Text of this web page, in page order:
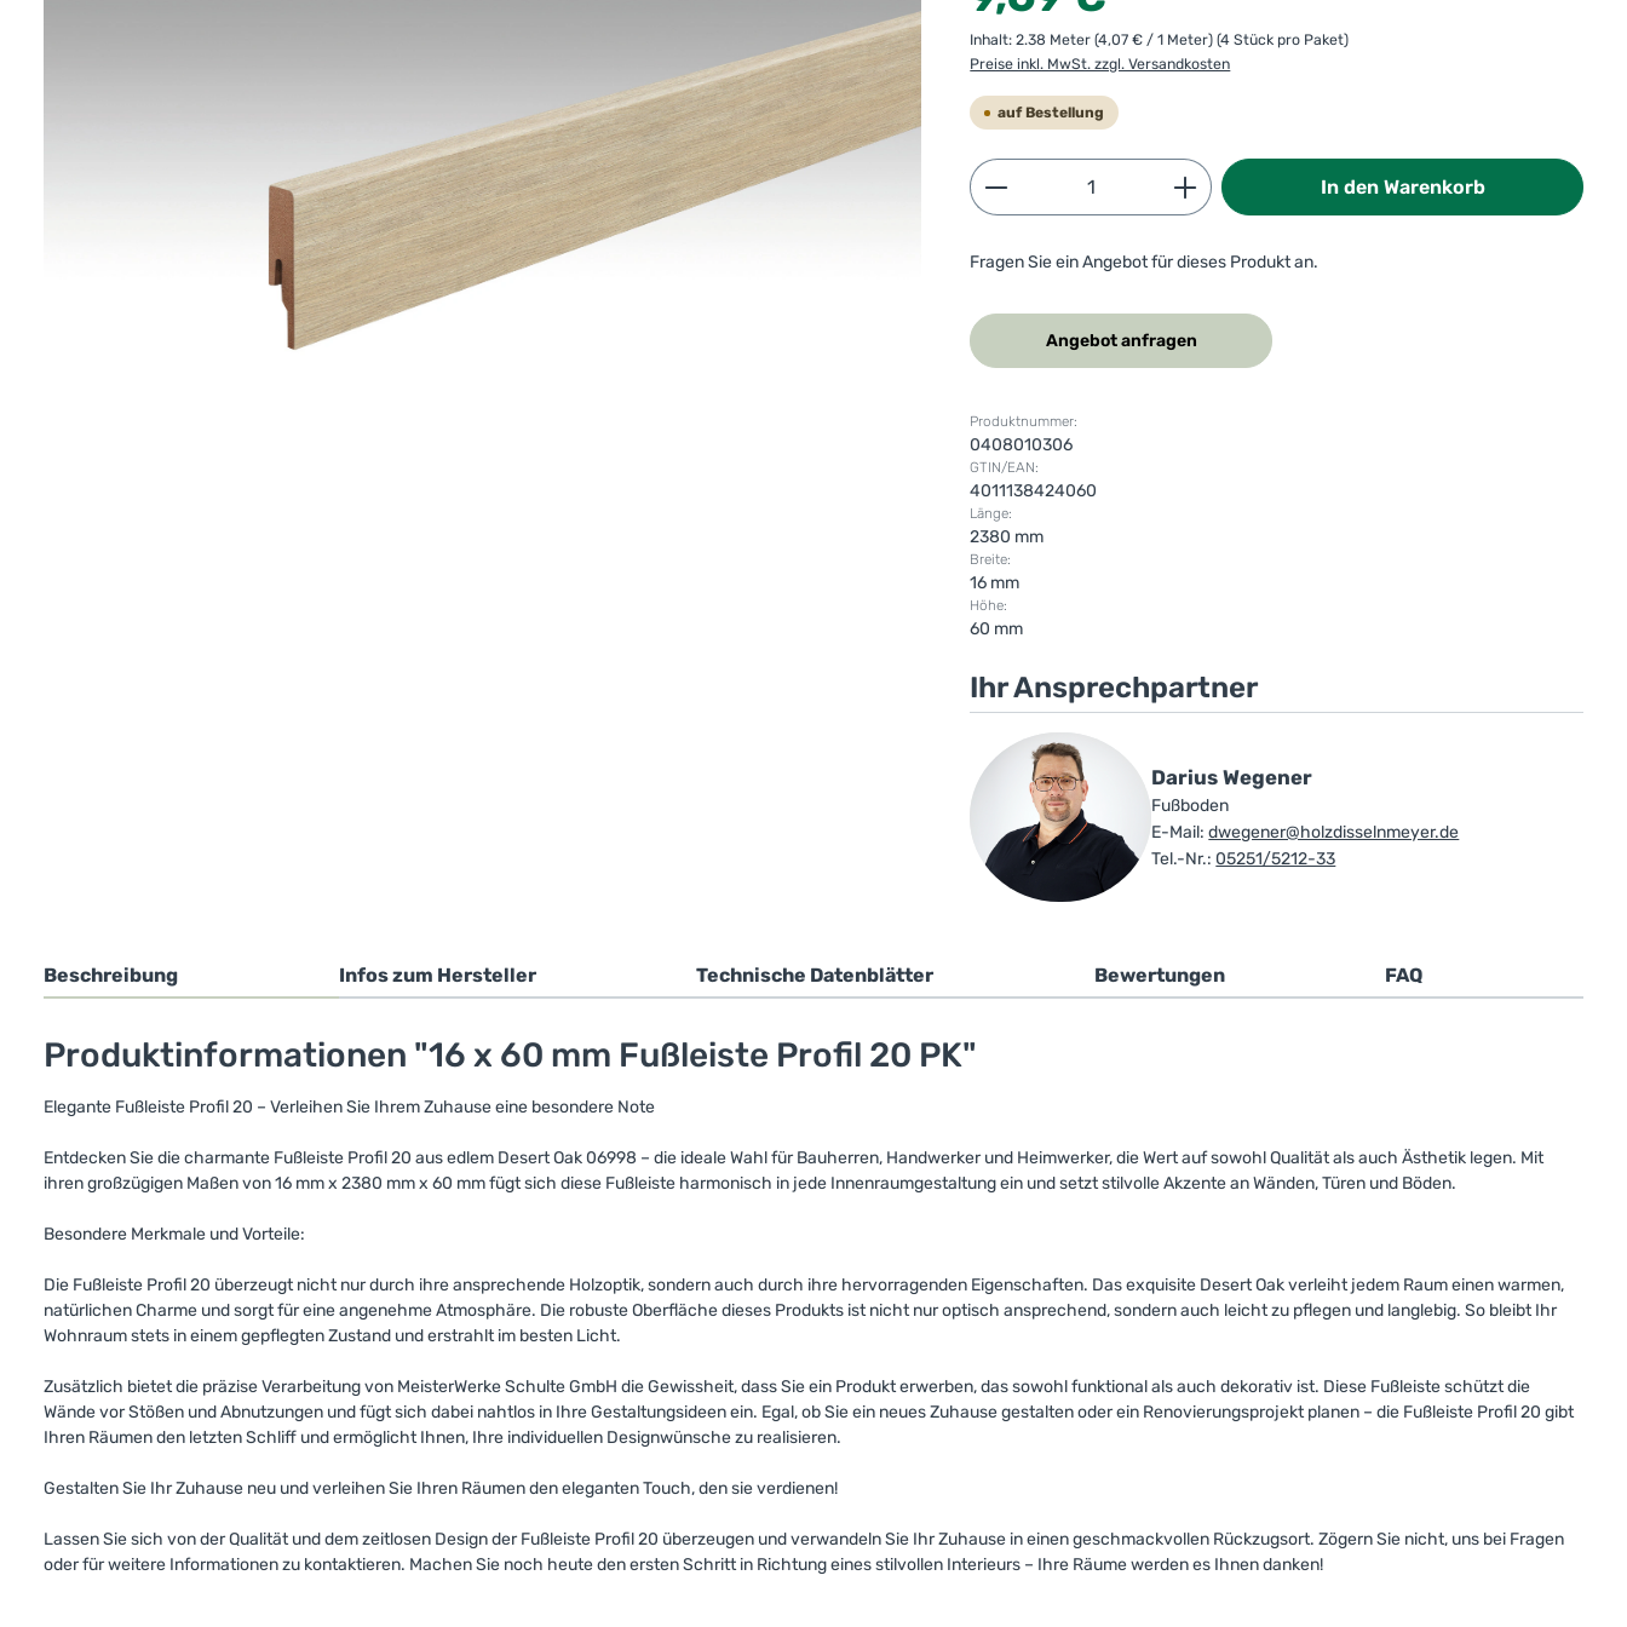
Inhalt:2.38 Meter(4,07 € / 1 Meter)(4 Stück pro Paket)
Preise inkl. MwSt. zzgl. Versandkosten
auf Bestellung
Produkt Anzahl: Gib den gewünschten Wert ein
In den Warenkorb
Fragen Sie ein Angebot für dieses Produkt an.
Angebot anfragen
Produktnummer:
0408010306
GTIN/EAN:
4011138424060
Länge:
2380 mm
Breite:
16 mm
Höhe:
60 mm
Ihr Ansprechpartner
Darius Wegener
Fußboden
E-Mail: dwegener@holzdisselnmeyer.de
Tel.-Nr.: 05251/5212-33
Beschreibung Infos zum Hersteller Technische Datenblätter Bewertungen FAQ
Produktinformationen "16 x 60 mm Fußleiste Profil 20 PK"
Elegante Fußleiste Profil 20 – Verleihen Sie Ihrem Zuhause eine besondere Note
Entdecken Sie die charmante Fußleiste Profil 20 aus edlem Desert Oak 06998 – die ideale Wahl für Bauherren, Handwerker und Heimwerker, die Wert auf sowohl Qualität als auch Ästhetik legen. Mit
ihren großzügigen Maßen von 16 mm x 2380 mm x 60 mm fügt sich diese Fußleiste harmonisch in jede Innenraumgestaltung ein und setzt stilvolle Akzente an Wänden, Türen und Böden.
Besondere Merkmale und Vorteile:
Die Fußleiste Profil 20 überzeugt nicht nur durch ihre ansprechende Holzoptik, sondern auch durch ihre hervorragenden Eigenschaften. Das exquisite Desert Oak verleiht jedem Raum einen warmen,
natürlichen Charme und sorgt für eine angenehme Atmosphäre. Die robuste Oberfläche dieses Produkts ist nicht nur optisch ansprechend, sondern auch leicht zu pflegen und langlebig. So bleibt Ihr
Wohnraum stets in einem gepflegten Zustand und erstrahlt im besten Licht.
Zusätzlich bietet die präzise Verarbeitung von MeisterWerke Schulte GmbH die Gewissheit, dass Sie ein Produkt erwerben, das sowohl funktional als auch dekorativ ist. Diese Fußleiste schützt die
Wände vor Stößen und Abnutzungen und fügt sich dabei nahtlos in Ihre Gestaltungsideen ein. Egal, ob Sie ein neues Zuhause gestalten oder ein Renovierungsprojekt planen – die Fußleiste Profil 20 gibt
Ihren Räumen den letzten Schliff und ermöglicht Ihnen, Ihre individuellen Designwünsche zu realisieren.
Gestalten Sie Ihr Zuhause neu und verleihen Sie Ihren Räumen den eleganten Touch, den sie verdienen!
Lassen Sie sich von der Qualität und dem zeitlosen Design der Fußleiste Profil 20 überzeugen und verwandeln Sie Ihr Zuhause in einen geschmackvollen Rückzugsort. Zögern Sie nicht, uns bei Fragen
oder für weitere Informationen zu kontaktieren. Machen Sie noch heute den ersten Schritt in Richtung eines stilvollen Interieurs – Ihre Räume werden es Ihnen danken!